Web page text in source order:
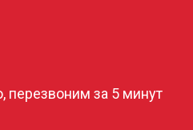
перезвоним за 5 минут